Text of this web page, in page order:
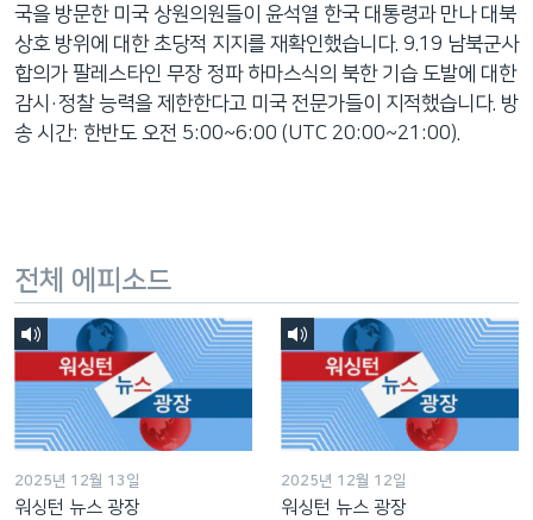
동
검
색
으
로
국을 방문한 미국 상원의원들이 윤석열 한국 대통령과 만나 대북
상호 방위에 대한 초당적 지지를 재확인했습니다. 9.19 남북군사
합의가 팔레스타인 무장 정파 하마스식의 북한 기습 도발에 대한
감시·정찰 능력을 제한한다고 미국 전문가들이 지적했습니다. 방
송 시간: 한반도 오전 5:00~6:00 (UTC 20:00~21:00).
전체 에피소드
2025년 12월 13일
워싱턴 뉴스 광장
2025년 12월 12일
워싱턴 뉴스 광장